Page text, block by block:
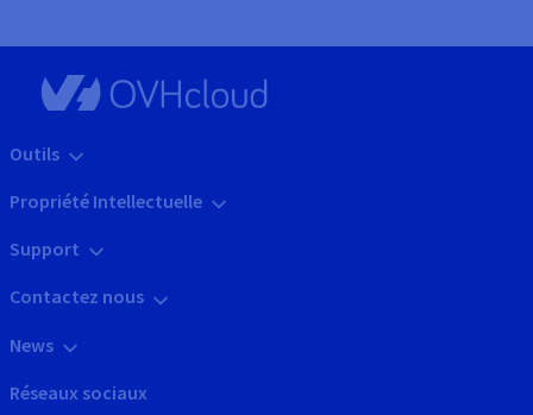
Outils
Propriété Intellectuelle
Support
Contactez nous
News
Réseaux sociaux